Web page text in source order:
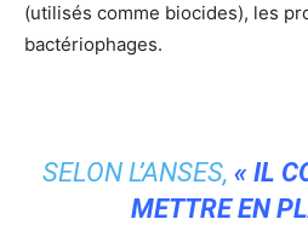
(utilisés comme biocides), les
bactériophages.
SELON L’ANSES, « IL
METTRE EN